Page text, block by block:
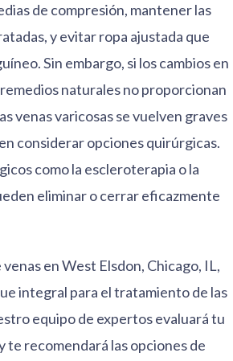
de compresión, mantener las
y evitar ropa ajustada que
Sin embargo, si los cambios en
naturales no proporcionan
venas varicosas se vuelven graves
considerar opciones quirúrgicas.
como la escleroterapia o la
eliminar o cerrar eficazmente
en West Elsdon, Chicago, IL,
integral para el tratamiento de las
equipo de expertos evaluará tu
te recomendará las opciones de